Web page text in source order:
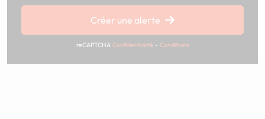
Créer une alerte
reCAPTCHA Confidentialité - Conditions